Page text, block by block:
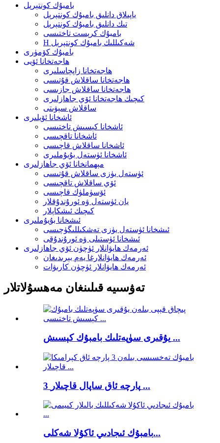
بامبۇك كونتېرېل
ياپىلاق دانلىق بامبۇك كونتېرېل
تىك دانلىق بامبۇك كونتېرېل
بامبۇك كرېست تاختىسى
H شەكىللىك بامبۇك كونتېرېل
بامبۇك كۆمۈرى
ھاجەتخانا ئۆيى
ھاجەتخانا زاپچاسلىرى
ھاجەتخانا ساقلاش قۇتىسى
ھاجەتخانا ساقلاش جازىسى
كىچىك ھاجەتخانا ئۆي جاھازلىرى
ساقلاش سېۋىتى
ئاشخانا ئۆيلىرى
ئاشخانا كېسىش تاختىسى
ئاشخانا تاقچىسى
ئاشخانا ساقلاش قاچىسى
ئاشخانا ئۈستەل بۇيۇملىرى
مېھمانخانا ئۆي جاھازلىرى
ئۈستەل يۈزى ساقلاش قۇتىسى
ئۆي ساقلاش تاقچىسى
ئۆسۈملۈك قاچىسى
يان ئۈستەل ۋە ئورۇندۇقلار
كىچىك ئىشكاپلار
ئىشخانا بۇيۇملىرى
ئىشخانا ئۈستەل يۈزى تەشكىللىگۈچىسى
ئىشخانا ئۈستىلى ۋە ئورۇندۇقى
ئەرمەك ھايۋانلار ئۈچۈن ئۆي جاھازلىرى
ئەرمەك ھايۋانلارغا يەم بېرىدىغان
ئەرمەك ھايۋانلار ئۈچۈن كارىۋات
تەۋسىيە قىلىنغان مەھسۇلاتلار
يۇقىرى سۈپەتلىك بامبۇك كېسىش ...
3 پارچە ئاق ساپال قاچىلار ...
بامبۇك ئىجادىي ئاكۇلا شەكلى...